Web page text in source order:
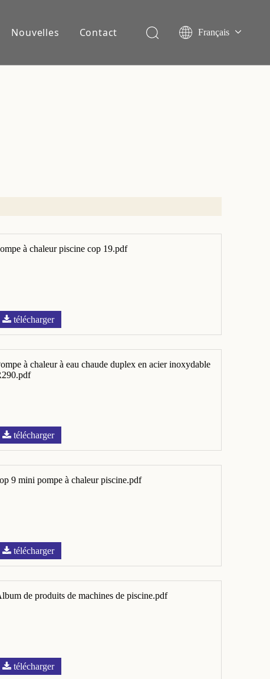
Nouvelles Contact Français
Español
à chaleur piscine cop 19.pdf
télécharger
à chaleur à eau chaude duplex en acier inoxydable
télécharger
9 mini pompe à chaleur piscine.pdf
télécharger
de produits de machines de piscine.pdf
télécharger